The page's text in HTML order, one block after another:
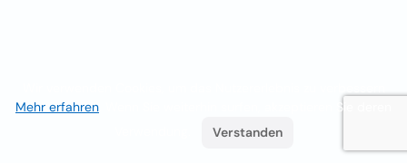
Mehr erfahren . Wenn Sie weiterhin surfen, akzeptieren Sie deren
Verstanden